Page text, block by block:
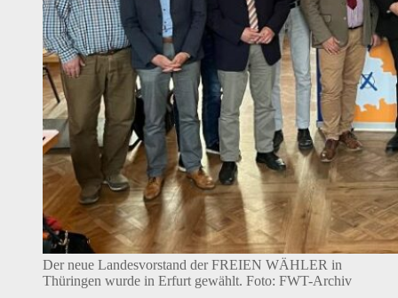
Der neue Landesvorstand der FREIEN WÄHLER in
Thüringen wurde in Erfurt gewählt. Foto: FWT-Archiv